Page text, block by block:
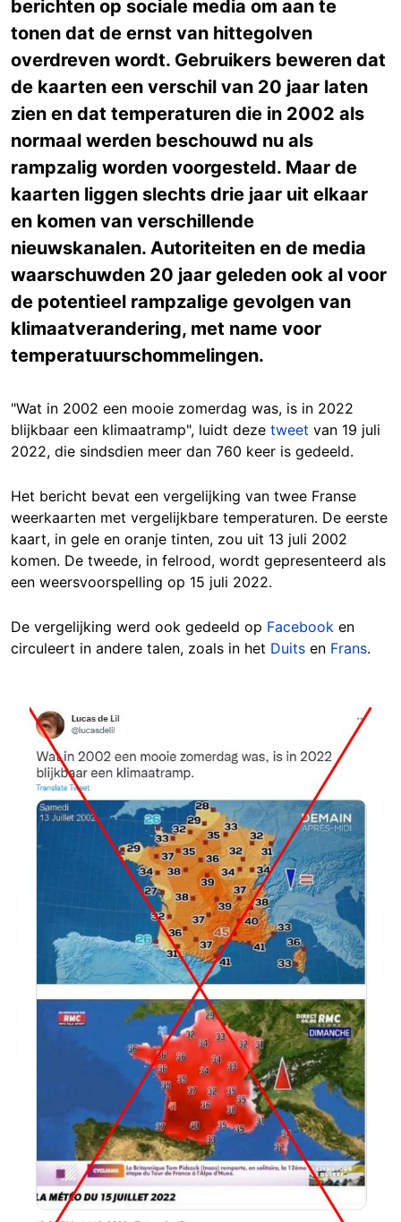
berichten op sociale media om aan te
tonen dat de ernst van hittegolven
overdreven wordt. Gebruikers beweren dat
de kaarten een verschil van 20 jaar laten
zien en dat temperaturen die in 2002 als
normaal werden beschouwd nu als
rampzalig worden voorgesteld. Maar de
kaarten liggen slechts drie jaar uit elkaar
en komen van verschillende
nieuwskanalen. Autoriteiten en de media
waarschuwden 20 jaar geleden ook al voor
de potentieel rampzalige gevolgen van
klimaatverandering, met name voor
temperatuurschommelingen.
"Wat in 2002 een mooie zomerdag was, is in 2022
blijkbaar een klimaatramp", luidt deze tweet van 19 juli
2022, die sindsdien meer dan 760 keer is gedeeld.
Het bericht bevat een vergelijking van twee Franse
weerkaarten met vergelijkbare temperaturen. De eerste
kaart, in gele en oranje tinten, zou uit 13 juli 2002
komen. De tweede, in felrood, wordt gepresenteerd als
een weersvoorspelling op 15 juli 2022.
De vergelijking werd ook gedeeld op Facebook en
circuleert in andere talen, zoals in het Duits en Frans.
Image